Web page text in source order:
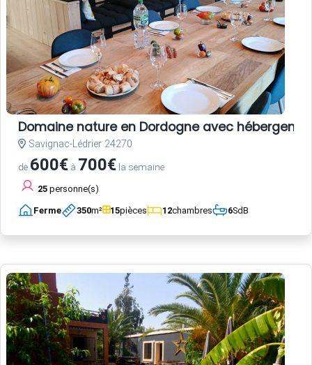
Domaine nature en Dordogne avec
Savignac-Lédrier 24270
de 600€ à 700€ la semaine
25 personne(s)
Ferme 350m² 15pièces 12chambres 6SdB